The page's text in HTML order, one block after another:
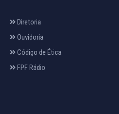
Diretoria
Ouvidoria
Código de Ética
FPF Rádio